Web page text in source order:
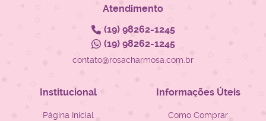
Atendimento
(19)98262-1245
(19)98262-1245
contato@rosacharmosa.com.br
Institucional
Página Inicial
Informações Úteis
Como Comprar